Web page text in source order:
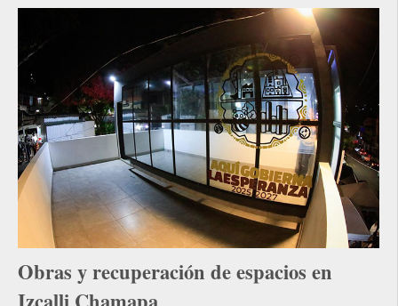
Obras y recuperación de espacios en